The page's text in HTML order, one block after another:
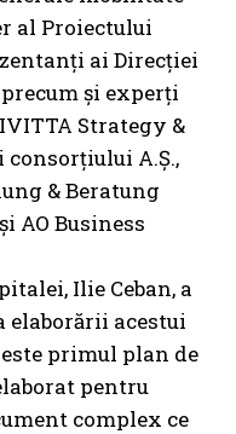
al Proiectului
ai Direcției
și experți
Strategy &
A.Ş.,
& Beratung
AO Business
Ilie Ceban, a
elaborării acestui
primul plan de
pentru
complex ce